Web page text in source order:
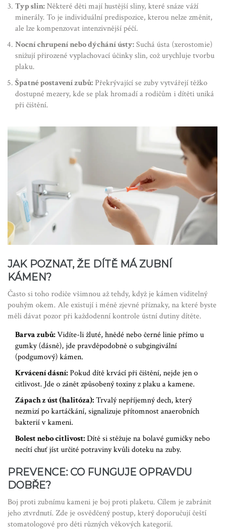
Typ slin:Některé děti mají hustější sliny, které snáze váží
minerály. To je individuální predispozice, kterou nelze změnit,
ale lze kompenzovat intenzivnější péčí.
Nocní chrupení nebo dýchání ústy:Suchá ústa (xerostomie)
snižují přirozené vyplachovací účinky slin, což urychluje tvorbu
plaku.
Špatné postavení zubů: Překrývající se zuby vytvářejí těžko
dostupné mezery, kde se plak hromadí a rodičům i dítěti uniká
při čištění.
JAK POZNAT, ŽE DÍTĚ MÁ ZUBNÍ
KÁMEN?
Často si toho rodiče všimnou až tehdy, když je kámen viditelný
pouhým okem. Ale existují i méně zjevné příznaky, na které byste
měli dávat pozor při každodenní kontrole ústní dutiny dítěte.
Barva zubů:Vidíte-li žluté, hnědé nebo černé linie přímo u
gumky (dásně), jde pravděpodobně o subgingivální
(podgumový) kámen.
Krvácení dásní:Pokud dítě krvácí při čištění, nejde jen o
citlivost. Jde o zánět způsobený toxiny z plaku a kamene.
Zápach z úst (halitóza):Trvalý nepříjemný dech, který
nezmizí po kartáčkání, signalizuje přítomnost anaerobních
bakterií v kameni.
Bolest nebo citlivost:Dítě si stěžuje na bolavé gumičky nebo
necítí chuť jíst určité potraviny kvůli doteku na zuby.
PREVENCE: CO FUNGUJE OPRAVDU
DOBŘE?
Boj proti zubnímu kameni je boj proti plaketu. Cílem je zabránit
jeho ztvrdnutí. Zde je osvědčený postup, který doporučují čeští
stomatologové pro děti různých věkových kategorií.